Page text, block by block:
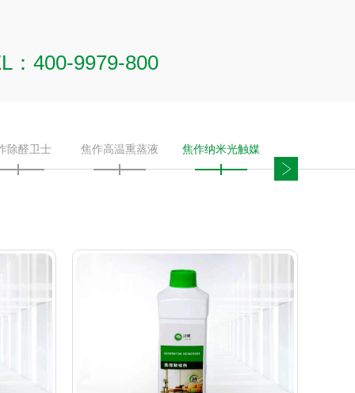
：400-9979-800
除醛卫士 焦作高温熏蒸液 焦作纳米光触媒